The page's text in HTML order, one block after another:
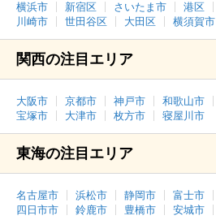
横浜市 新宿区 さいたま市 港区
川崎市
世田谷区 大田区 横須賀市
関西の注目エリア
大阪市 京都市 神戸市 和歌山市
宝塚市
大津市 枚方市 寝屋川市
東海の注目エリア
名古屋市 浜松市 静岡市 富士市
四日市市
鈴鹿市 豊橋市 安城市